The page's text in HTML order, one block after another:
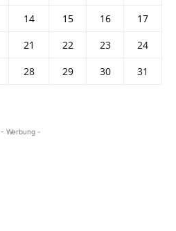
14 15 16
17
21 22 23
24
28 29 30
31
- Werbung -